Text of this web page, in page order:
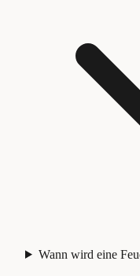
Wann wird eine